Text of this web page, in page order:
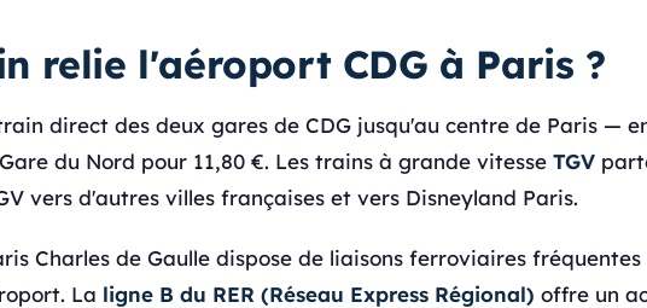
relie l'aéroport CDG à Paris ?
direct des deux gares de CDG jusqu'au centre de Paris —
du Nord pour 11,80 €. Les trains à grande vitesse TGV
vers d'autres villes françaises et vers Disneyland Paris.
Charles de Gaulle dispose de liaisons ferroviaires fréquentes
La ligne B du RER (Réseau Express Régional) offre un